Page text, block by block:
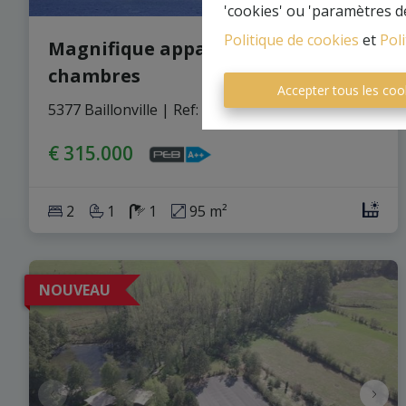
'cookies' ou 'paramètres
Politique de cookies et
Accepter tous les
Magnifique appartement 2
chambres
5377 Baillonville | Ref: 646
€ 315.000
2 1 1 95 m²
NOUVEAU